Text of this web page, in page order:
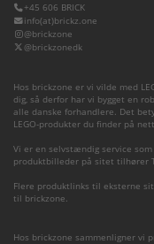
+45 606 BRICK
info(at)brickz.one
@brickzone
@brickzonedk
Hos brickzone er vi vilde med
dig, så derfor har vi bygget en
alle danske forhandlere. Det
LEGO-produkter du finder på
Vi er en selvstændig service
produktbilleder på sitet tilhører
Flere produktlinks til eksterne
til brickzone.
Hos brickzone sammenligner vi